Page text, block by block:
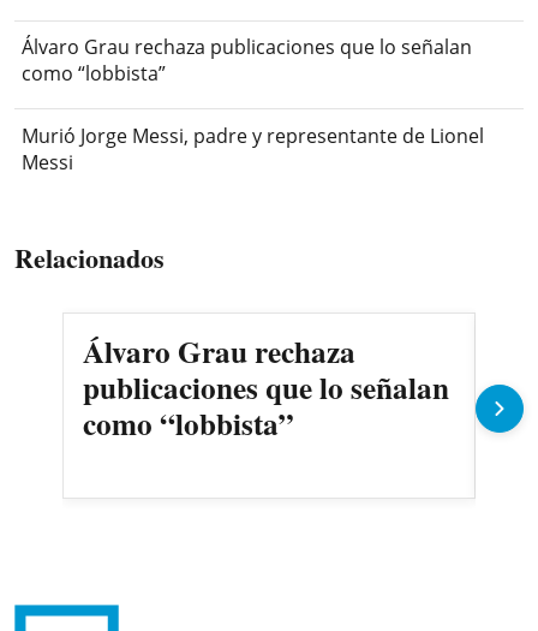
Álvaro Grau rechaza publicaciones que lo señalan
como “lobbista”
Murió Jorge Messi, padre y representante de Lionel
Messi
Relacionados
Álvaro Grau rechaza
publicaciones que lo señalan
como “lobbista”